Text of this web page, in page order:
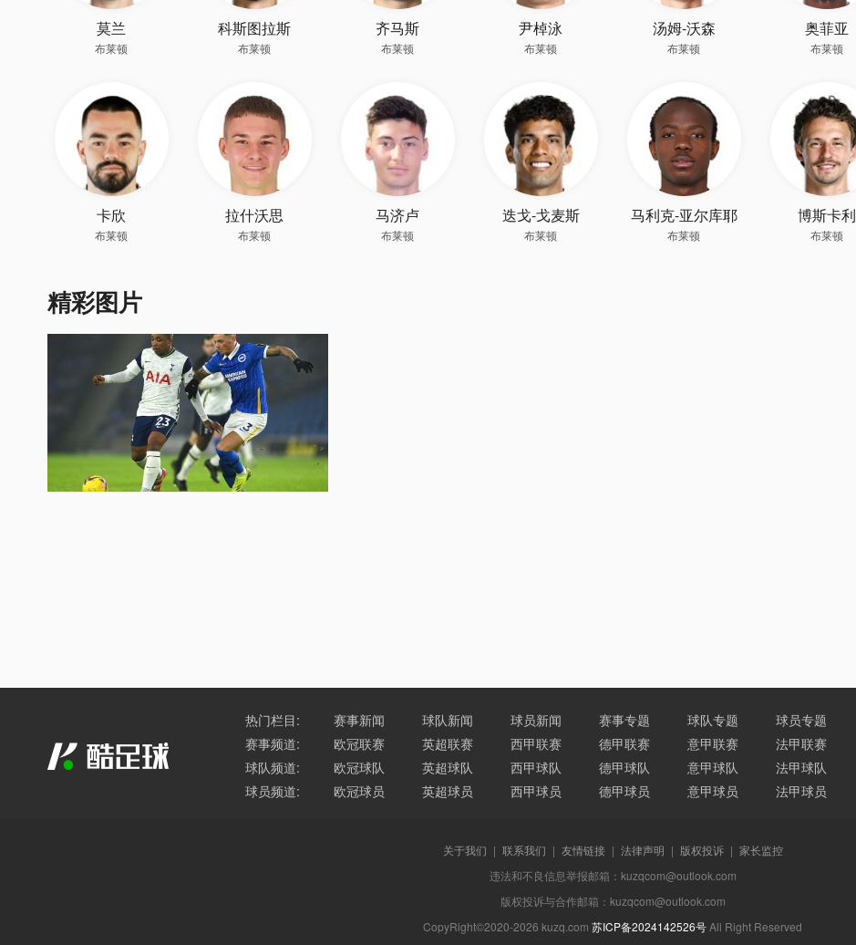
莫兰
布莱顿
科斯图拉斯
布莱顿
齐马斯
布莱顿
尹棹泳
布莱顿
汤姆-沃森
布莱顿
奥菲亚
布莱顿
卡欣
布莱顿
拉什沃思
布莱顿
马济卢
布莱顿
迭戈-戈麦斯
布莱顿
马利克-亚尔库耶
布莱顿
博斯卡利
布莱顿
精彩图片
热门栏目: 赛事新闻 球队新闻 球员新闻 赛事专题 球队专题 球员专题
赛事频道:
欧冠联赛 英超联赛 西甲联赛 德甲联赛 意甲联赛 法甲联赛
球队频道:
欧冠球队 英超球队 西甲球队 德甲球队 意甲球队 法甲球队
球员频道:
欧冠球员 英超球员 西甲球员 德甲球员 意甲球员 法甲球员
关于我们 | 联系我们 | 友情链接 | 法律声明 | 版权投诉 | 家长监控
违法和不良信息举报邮箱：kuzqcom@outlook.com
版权投诉与合作邮箱：kuzqcom@outlook.com
CopyRight©2020-2026 kuzq.com 苏ICP备2024142526号All Right Reserved